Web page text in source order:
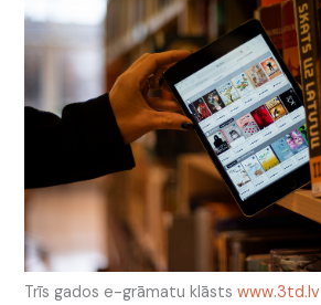
Trīs gados e-grāmatu klāstswww.3td.lv